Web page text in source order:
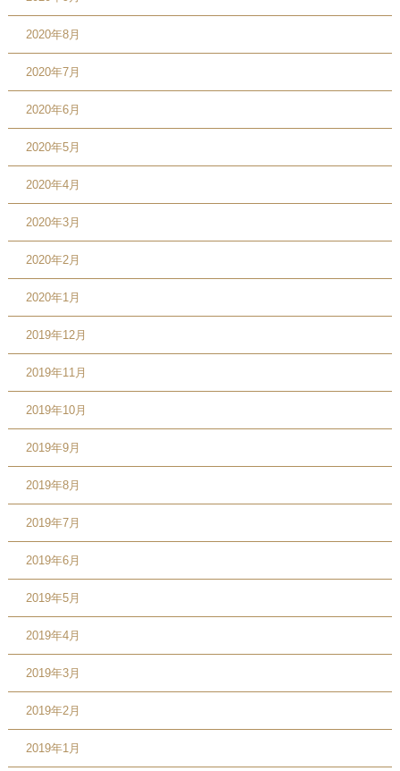
2020年8月
2020年7月
2020年6月
2020年5月
2020年4月
2020年3月
2020年2月
2020年1月
2019年12月
2019年11月
2019年10月
2019年9月
2019年8月
2019年7月
2019年6月
2019年5月
2019年4月
2019年3月
2019年2月
2019年1月